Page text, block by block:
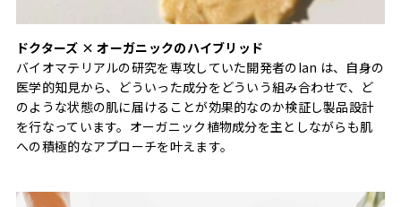
ドクターズ × オーガニックのハイブリッド
バイオマテリアルの研究を専攻していた開発者のIan は、自身の
医学的知見から、どういった成分をどういう組み合わせで、ど
のような状態の肌に届けることが効果的なのか検証し製品設計
を行なっています。オーガニック植物成分を主としながらも肌
への積極的なアプローチを叶えます。